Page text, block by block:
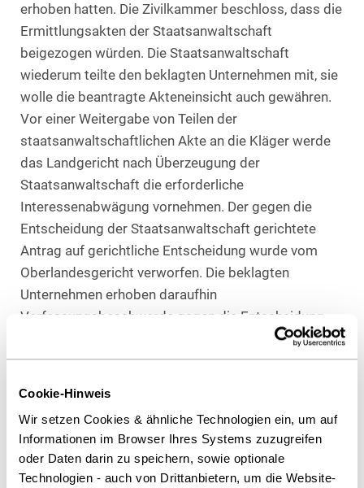
Cookie-Hinweis
Wir setzen Cookies & ähnliche Technologien ein, um auf
Informationen im Browser Ihres Systems zuzugreifen
oder Daten darin zu speichern, sowie optionale
Technologien - auch von Drittanbietern, um die Website-
erhoben hatten. Die Zivilkammer beschloss, dass die
Ermittlungsakten der Staatsanwaltschaft
beigezogen würden. Die Staatsanwaltschaft
wiederum teilte den beklagten Unternehmen mit, sie
wolle die beantragte Akteneinsicht auch gewähren.
Vor einer Weitergabe von Teilen der
staatsanwaltschaftlichen Akte an die Kläger werde
das Landgericht nach Überzeugung der
Staatsanwaltschaft die erforderliche
Interessenabwägung vornehmen. Der gegen die
Entscheidung der Staatsanwaltschaft gerichtete
Antrag auf gerichtliche Entscheidung wurde vom
Oberlandesgericht verworfen. Die beklagten
Unternehmen erhoben daraufhin
Verfassungsbeschwerde gegen die Entscheidung
des Oberlandesgerichts und beriefen sich inhaltlich
insbesondere auf den Schutz von Betriebs- und
nach Art. 2 Abs. 1 GG.
Die Verfassungsbeschwerden wurden jedoch nicht